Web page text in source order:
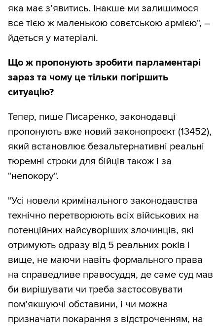
яка має з’явитись. Інакше ми залишимося
все тією ж маленькою совєтською армією", –
йдеться у матеріалі.
Що ж пропонують зробити парламентарі
зараз та чому це тільки погіршить
ситуацію?
Тепер, пише Писаренко, законодавці
пропонують вже новий законопроєкт (13452),
який встановлює безальтернативні реальні
тюремні строки для бійців також і за
"непокору".
"Усі новели кримінального законодавства
технічно перетворюють всіх військових на
потенційних найсуворіших злочинців, які
отримують одразу від 5 реальних років і
вище, не маючи навіть формального права
на справедливе правосуддя, де саме суд мав
би вирішувати чи треба застосовувати
пом’якшуючі обставини, і чи можна
призначати покарання з відстроченням, на